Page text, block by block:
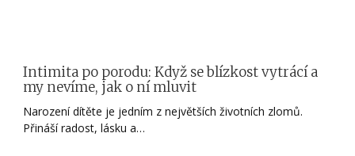
Intimita po porodu: Když se blízkost vytrácí a
my nevíme, jak o ní mluvit
Narození dítěte je jedním z největších životních zlomů.
Přináší radost, lásku a…